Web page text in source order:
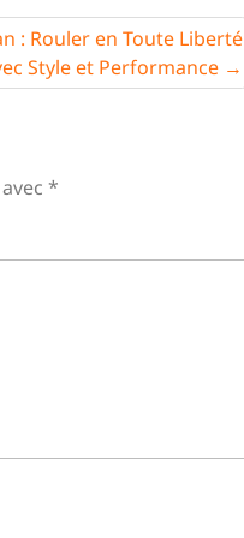
: Rouler en Toute Liberté
Style et Performance
*